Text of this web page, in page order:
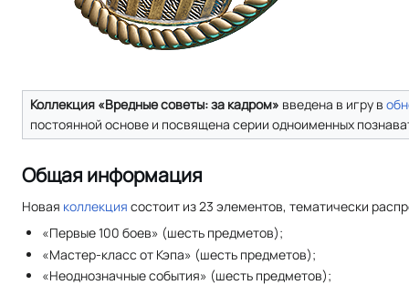
Коллекция «Вредные советы: за кадром» введена в игру в
постоянной основе и посвящена серии одноименных
Общая информация
Новая коллекция состоит из 23 элементов, тематически
«Первые 100 боев» (шесть предметов);
«Мастер-класс от Кэпа» (шесть предметов);
«Неоднозначные события» (шесть предметов);